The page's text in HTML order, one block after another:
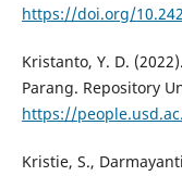
https://doi.org/
Kristanto, Y. D.
Parang. Repository
https://
Kristie, S.,